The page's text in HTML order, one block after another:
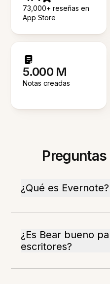
73,000+ reseñas en
App Store
5.000 M
Notas creadas
¿Qué es Evernote?
¿Es Bear bueno
escritores?